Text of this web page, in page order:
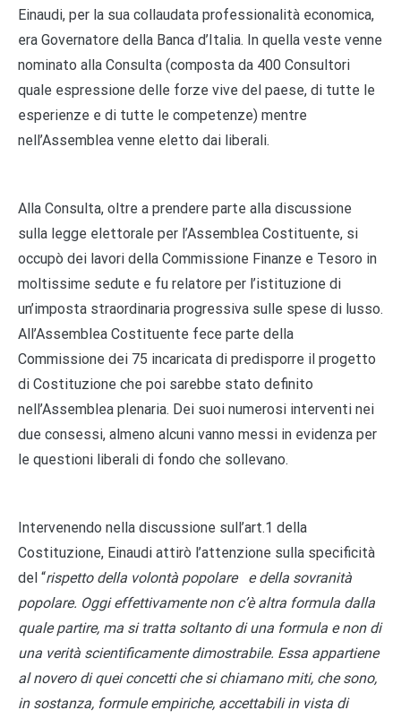
Einaudi, per la sua collaudata professionalità economica,
era Governatore della Banca d’Italia. In quella veste venne
nominato alla Consulta (composta da 400 Consultori
quale espressione delle forze vive del paese, di tutte le
esperienze e di tutte le competenze) mentre
nell’Assemblea venne eletto dai liberali.
Alla Consulta, oltre a prendere parte alla discussione
sulla legge elettorale per l’Assemblea Costituente, si
occupò dei lavori della Commissione Finanze e Tesoro in
moltissime sedute e fu relatore per l’istituzione di
un’imposta straordinaria progressiva sulle spese di lusso.
All’Assemblea Costituente fece parte della
Commissione dei 75 incaricata di predisporre il progetto
di Costituzione che poi sarebbe stato definito
nell’Assemblea plenaria. Dei suoi numerosi interventi nei
due consessi, almeno alcuni vanno messi in evidenza per
le questioni liberali di fondo che sollevano.
Intervenendo nella discussione sull’art.1 della
Costituzione, Einaudi attirò l’attenzione sulla specificità
del “rispetto della volontà popolare e della sovranità
popolare. Oggi effettivamente non c’è altra formula dalla
quale partire, ma si tratta soltanto di una formula e non di
una verità scientificamente dimostrabile. Essa appartiene
al novero di quei concetti che si chiamano miti, che sono,
in sostanza, formule empiriche, accettabili in vista di